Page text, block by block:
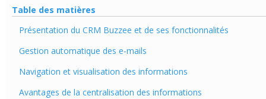
Table des matières
Présentation du CRM Buzzee et de ses fonctionnalités
Gestion automatique des e-mails
Navigation et visualisation des informations
Avantages de la centralisation des informations